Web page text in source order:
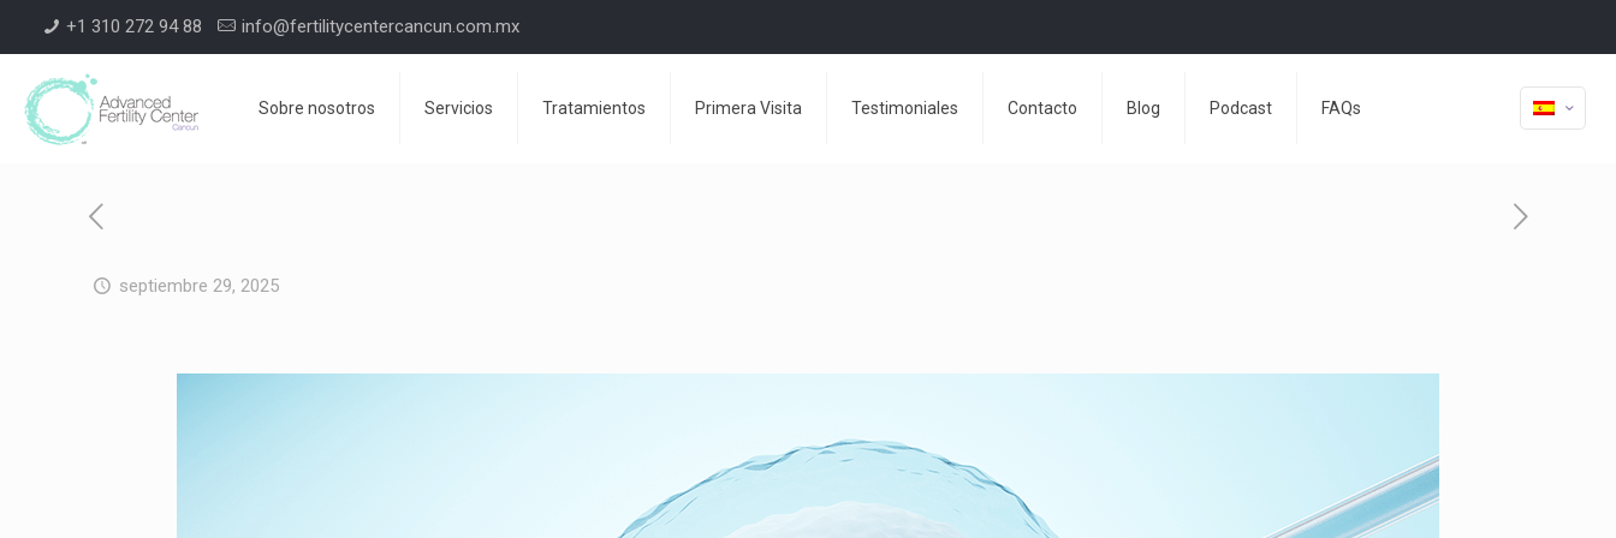
+1 310 272 94 88 info@fertilitycentercancun.com.mx
Sobre nosotros Servicios Tratamientos Primera Visita Testimoniales Contacto Blog Podcast FAQs
septiembre 29, 2025